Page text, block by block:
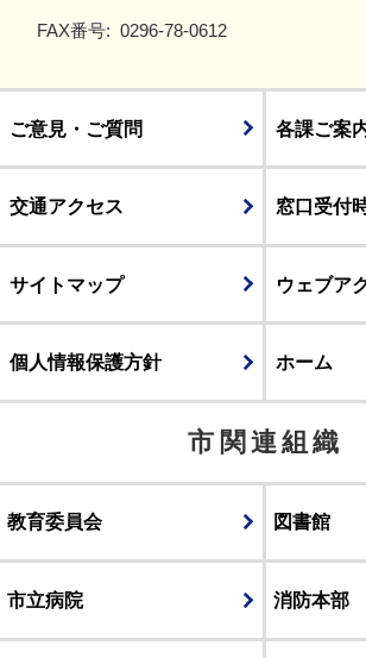
FAX番号: 0296-78-0612
ご意見・ご質問 各課ご案
交通アクセス 窓口受付
サイトマップ ウェブア
個人情報保護方針 ホーム
市関連組織
教育委員会 図書館
市立病院 消防本部